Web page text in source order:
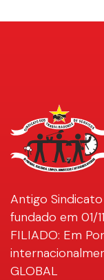
Antigo
fundado em 01/
FILIADO: Em
GLOBAL